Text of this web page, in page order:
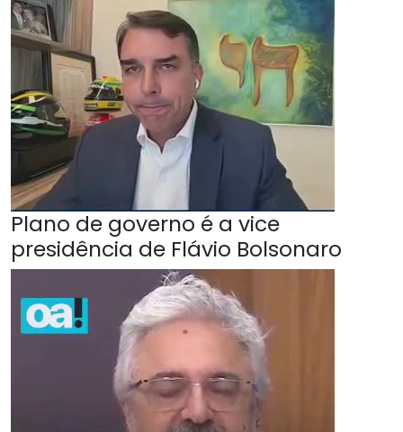
Plano de governo é a vice
presidência de Flávio Bolsonaro